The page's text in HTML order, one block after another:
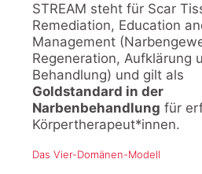
STREAM steht für Scar
Remediation, Education
Management
Regeneration, Aufklärung
Behandlung) und gilt als
Goldstandard in der
Narbenbehandlung für
Körpertherapeut*innen.
Das Vier-Domänen-Modell